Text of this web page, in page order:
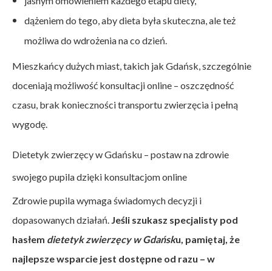
dążeniem do tego, aby dieta była skuteczna, ale też
możliwa do wdrożenia na co dzień.
Mieszkańcy dużych miast, takich jak Gdańsk, szczególnie
doceniają możliwość konsultacji online – oszczędność
czasu, brak konieczności transportu zwierzęcia i pełną
wygodę.
Dietetyk zwierzęcy w Gdańsku – postaw na zdrowie
swojego pupila dzięki konsultacjom online
Zdrowie pupila wymaga świadomych decyzji i
dopasowanych działań. Jeśli szukasz specjalisty pod
hasłem dietetyk zwierzęcy w Gdańsku, pamiętaj, że
najlepsze wsparcie jest dostępne od razu – w